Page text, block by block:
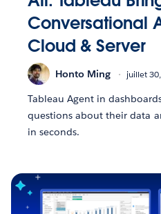
Conversational
Cloud & Server
Honto Ming juillet
Tableau Agent in
questions about their data
in seconds.